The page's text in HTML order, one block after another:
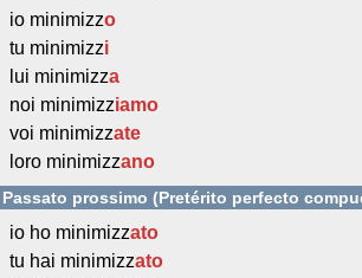
io minimizzo
tu minimizzi
lui minimizza
noi minimizziamo
voi minimizzate
loro minimizzano
Passato prossimo (Pretérito perfecto
io ho minimizzato
tu hai minimizzato